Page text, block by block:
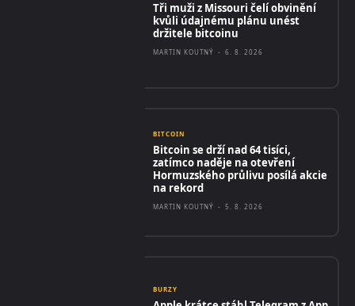
Tři muži z Missouri čelí obvinění
kvůli údajnému plánu unést
držitele bitcoinu
MARTIN KOUTNÝ - 6. 8. 2026
BITCOIN
Bitcoin se drží nad 64 tisíci,
zatímco naděje na otevření
Hormuzského průlivu posílá akcie
na rekord
MARTIN KOUTNÝ - 5. 8. 2026
BURZY